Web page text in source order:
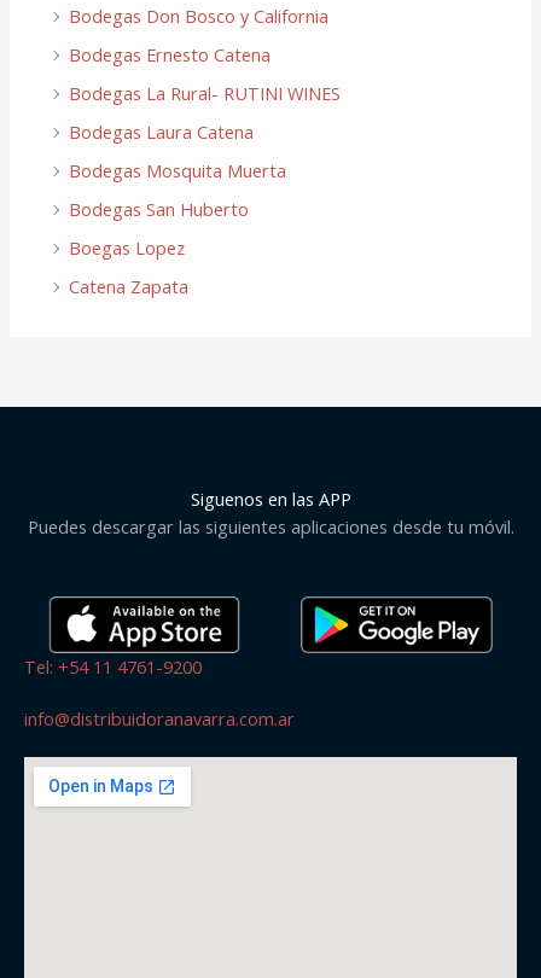
Bodegas Don Bosco y California
Bodegas Ernesto Catena
Bodegas La Rural- RUTINI WINES
Bodegas Laura Catena
Bodegas Mosquita Muerta
Bodegas San Huberto
Boegas Lopez
Catena Zapata
Siguenos en las APP
Puedes descargar las siguientes aplicaciones desde tu móvil.
Tel: +54 11 4761-9200
info@distribuidoranavarra.com.ar